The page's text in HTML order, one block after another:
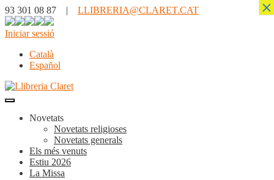
93 301 08 87 | LLIBRERIA@CLARET.CAT
Iniciar sessió
Català
Español
Novetats
Novetats religioses
Novetats generals
Els més venuts
Estiu 2026
La Missa
×